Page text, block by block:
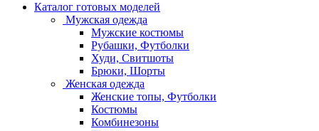
Каталог готовых моделей
Мужская одежда
Мужские костюмы
Рубашки, Футболки
Худи, Свитшоты
Брюки, Шорты
Женская одежда
Женские топы, Футболки
Костюмы
Комбинезоны